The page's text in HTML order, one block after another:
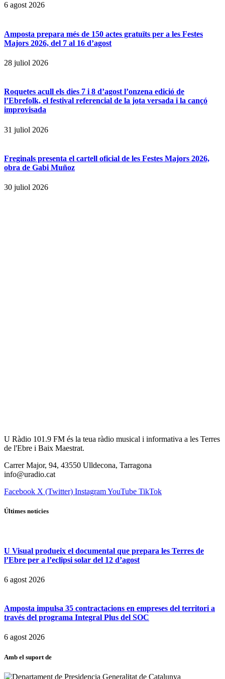
6 agost 2026
Amposta prepara més de 150 actes gratuïts per a les Festes
Majors 2026, del 7 al 16 d’agost
28 juliol 2026
Roquetes acull els dies 7 i 8 d’agost l’onzena edició de
l’Ebrefolk, el festival referencial de la jota versada i la cançó
improvisada
31 juliol 2026
Freginals presenta el cartell oficial de les Festes Majors 2026,
obra de Gabi Muñoz
30 juliol 2026
U Ràdio 101.9 FM és la teua ràdio musical i informativa a les Terres
de l'Ebre i Baix Maestrat.
Carrer Major, 94, 43550 Ulldecona, Tarragona
info@uradio.cat
Facebook X (Twitter) InstagramYouTube TikTok
Últimes notícies
U Visual produeix el documental que prepara les Terres de
l’Ebre per a l’eclipsi solar del 12 d’agost
6 agost 2026
Amposta impulsa 35 contractacions en empreses del territori a
través del programa Integral Plus del SOC
6 agost 2026
Amb el suport de